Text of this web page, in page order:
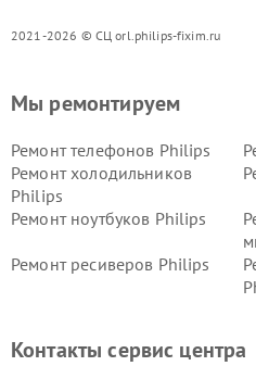
2021-2026 © СЦ orl.philips-fixim.ru
Мы ремонтируем
Ремонт телефонов Philips
Ремонт холодильников
Philips
Ремонт ноутбуков Philips
Ремонт ресиверов Philips
Ремонт стиральных машин
Контакты сервис центра